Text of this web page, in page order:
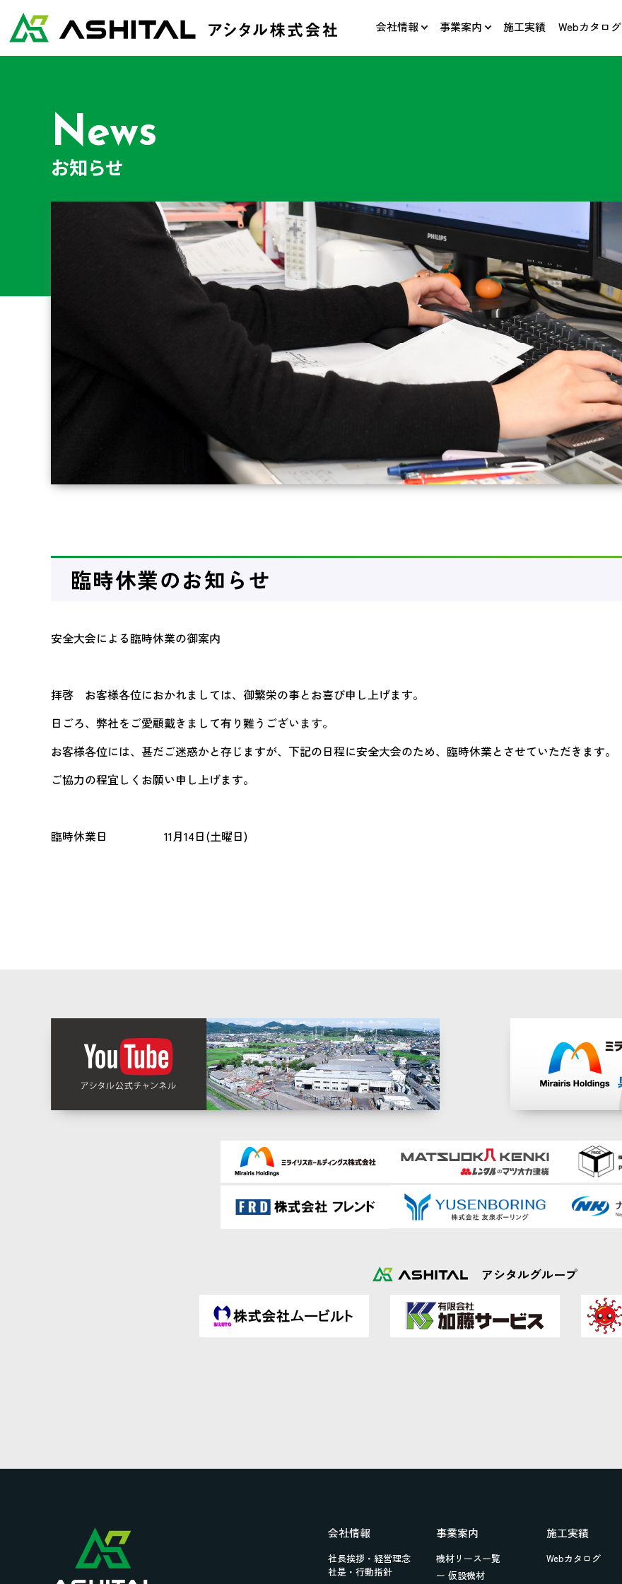
会社情報 事業案内 施工実績 Webカタログ
News
お知らせ
臨時休業のお知らせ
安全大会による臨時休業の御案内
拝啓 お客様各位におかれましては、御繁栄の事とお喜び申し上げます。
日ごろ、弊社をご愛顧戴きまして有り難うございます。
お客様各位には、甚だご迷惑かと存じますが、下記の日程に安全大会のため、臨時休業とさせていただきます。
ご協力の程宜しくお願い申し上げます。
臨時休業日 11月14日(土曜日)
アシタルグループ
会社情報
社長挨拶・経営理念
社是・行動指針
事業案内
機材リース一覧
ー 仮設機材
施工実績
Webカタログ